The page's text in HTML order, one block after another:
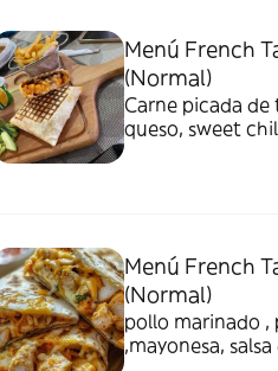
Menú French
(Normal)
Carne picada de
queso, sweet
Menú French
(Normal)
pollo marinado ,
,mayonesa,